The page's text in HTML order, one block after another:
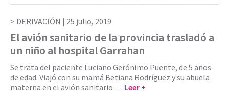
DERIVACIÓN | 25 julio, 2019
El avión sanitario de la provincia trasladó a
un niño al hospital Garrahan
Se trata del paciente Luciano Gerónimo Puente, de 5 años
de edad. Viajó con su mamá Betiana Rodríguez y su abuela
materna en el avión sanitario … Leer +